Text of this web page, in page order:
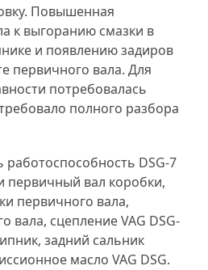
Повышенная
к выгоранию смазки в
и появлению задиров
первичного вала. Для
потребовалась
полного разбора
DSG-7
первичный вал коробки,
первичного вала,
вала, сцепление VAG DSG-
задний сальник
масло VAG DSG.